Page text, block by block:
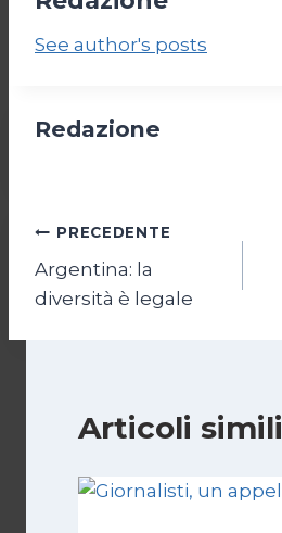
See author's posts
Redazione
Navigazione
articoli
PRECEDENTE
Argentina: la
diversità è legale
Articoli simili